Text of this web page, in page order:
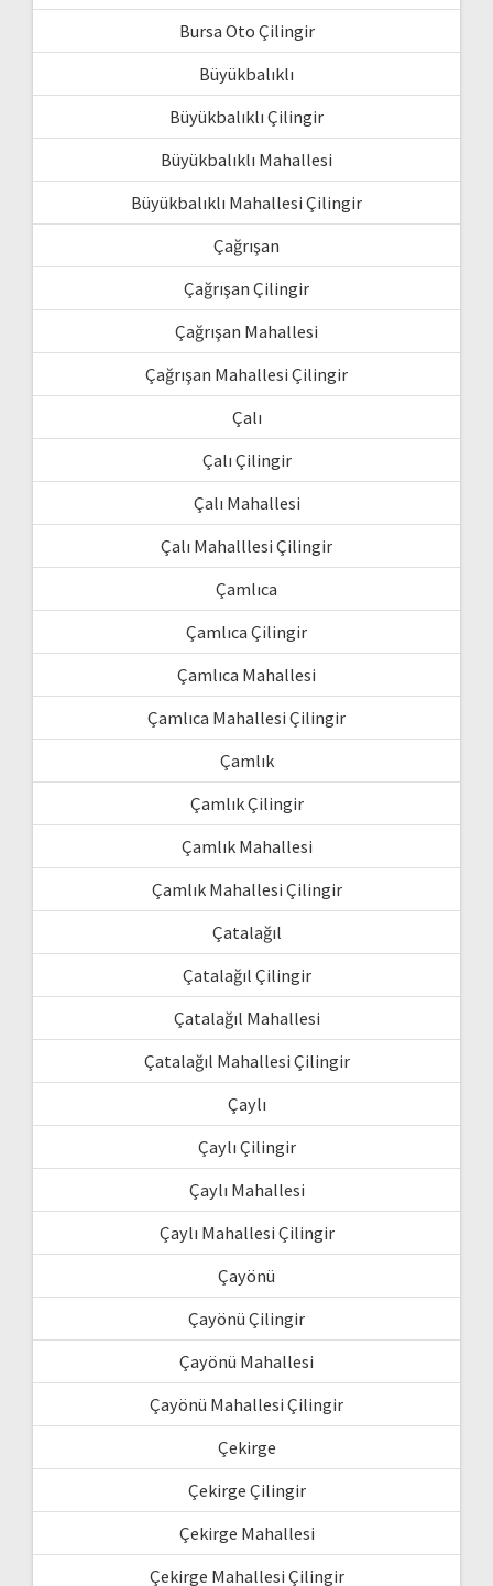
Bursa Oto Çilingir
Büyükbalıklı
Büyükbalıklı Çilingir
Büyükbalıklı Mahallesi
Büyükbalıklı Mahallesi Çilingir
Çağrışan
Çağrışan Çilingir
Çağrışan Mahallesi
Çağrışan Mahallesi Çilingir
Çalı
Çalı Çilingir
Çalı Mahallesi
Çalı Mahalllesi Çilingir
Çamlıca
Çamlıca Çilingir
Çamlıca Mahallesi
Çamlıca Mahallesi Çilingir
Çamlık
Çamlık Çilingir
Çamlık Mahallesi
Çamlık Mahallesi Çilingir
Çatalağıl
Çatalağıl Çilingir
Çatalağıl Mahallesi
Çatalağıl Mahallesi Çilingir
Çaylı
Çaylı Çilingir
Çaylı Mahallesi
Çaylı Mahallesi Çilingir
Çayönü
Çayönü Çilingir
Çayönü Mahallesi
Çayönü Mahallesi Çilingir
Çekirge
Çekirge Çilingir
Çekirge Mahallesi
Çekirge Mahallesi Çilingir